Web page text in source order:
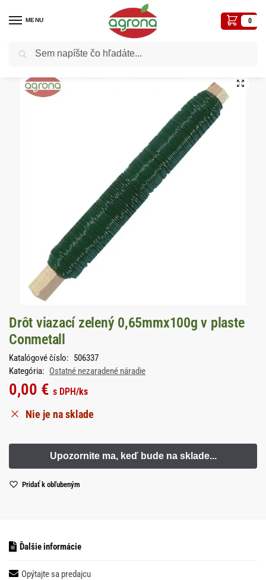
MENU 0
Domov Záhradné a iné náradie / Ostatné nezaradené náradie
Drôt viazací zelený 0,65mmx100g v plaste
Conmetall
Katalógové číslo: 506337
Kategória: Ostatné nezaradené náradie
0,00 € s DPH/ks
Nie je na sklade
Pridať k obľubeným
Ďalšie informácie
Opýtajte sa predajcu